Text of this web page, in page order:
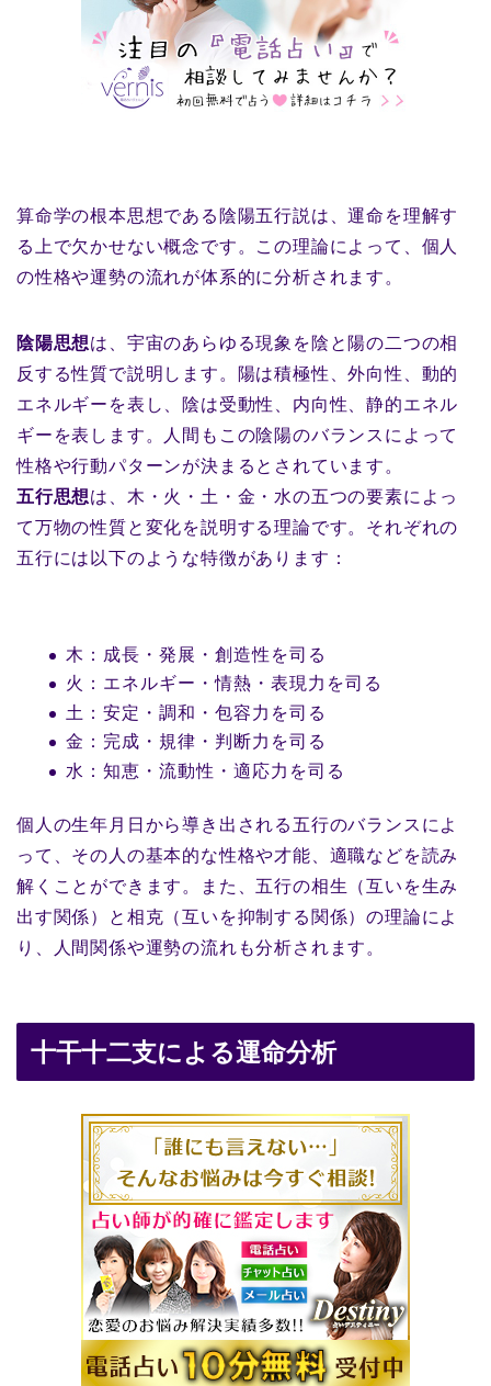
算命学の根本思想である陰陽五行説は、運命を理解す
る上で欠かせない概念です。この理論によって、個人
の性格や運勢の流れが体系的に分析されます。
陰陽思想は、宇宙のあらゆる現象を陰と陽の二つの相
反する性質で説明します。陽は積極性、外向性、動的
エネルギーを表し、陰は受動性、内向性、静的エネル
ギーを表します。人間もこの陰陽のバランスによって
性格や行動パターンが決まるとされています。
五行思想は、木・火・土・金・水の五つの要素によっ
て万物の性質と変化を説明する理論です。それぞれの
五行には以下のような特徴があります：
木：成長・発展・創造性を司る
火：エネルギー・情熱・表現力を司る
土：安定・調和・包容力を司る
金：完成・規律・判断力を司る
水：知恵・流動性・適応力を司る
個人の生年月日から導き出される五行のバランスによ
って、その人の基本的な性格や才能、適職などを読み
解くことができます。また、五行の相生（互いを生み
出す関係）と相克（互いを抑制する関係）の理論によ
り、人間関係や運勢の流れも分析されます。
十干十二支による運命分析